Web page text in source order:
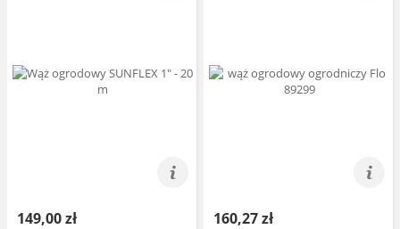
149,00 zł 160,27 zł